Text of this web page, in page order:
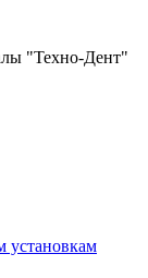
"Техно-Дент"
установкам